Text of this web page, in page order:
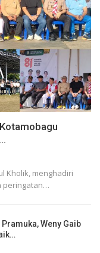
Kholik, menghadiri
peringatan…
Weny Gaib